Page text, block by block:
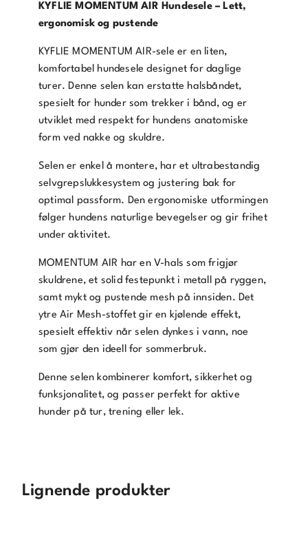
KYFLIE MOMENTUM AIR Hundesele – Lett,
ergonomisk og pustende
KYFLIE MOMENTUM AIR-sele er en liten,
komfortabel hundesele designet for daglige
turer. Denne selen kan erstatte halsbåndet,
spesielt for hunder som trekker i bånd, og er
utviklet med respekt for hundens anatomiske
form ved nakke og skuldre.
Selen er enkel å montere, har et ultrabestandig
selvgrepslukkesystem og justering bak for
optimal passform. Den ergonomiske utformingen
følger hundens naturlige bevegelser og gir frihet
under aktivitet.
MOMENTUM AIR har en V-hals som frigjør
skuldrene, et solid festepunkt i metall på ryggen,
samt mykt og pustende mesh på innsiden. Det
ytre Air Mesh-stoffet gir en kjølende effekt,
spesielt effektiv når selen dynkes i vann, noe
som gjør den ideell for sommerbruk.
Denne selen kombinerer komfort, sikkerhet og
funksjonalitet, og passer perfekt for aktive
hunder på tur, trening eller lek.
Lignende produkter